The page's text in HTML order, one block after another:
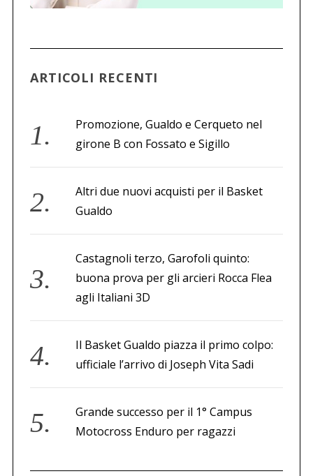
ARTICOLI RECENTI
Promozione, Gualdo e Cerqueto nel
girone B con Fossato e Sigillo
Altri due nuovi acquisti per il Basket
Gualdo
Castagnoli terzo, Garofoli quinto:
buona prova per gli arcieri Rocca Flea
agli Italiani 3D
Il Basket Gualdo piazza il primo colpo:
ufficiale l’arrivo di Joseph Vita Sadi
Grande successo per il 1° Campus
Motocross Enduro per ragazzi